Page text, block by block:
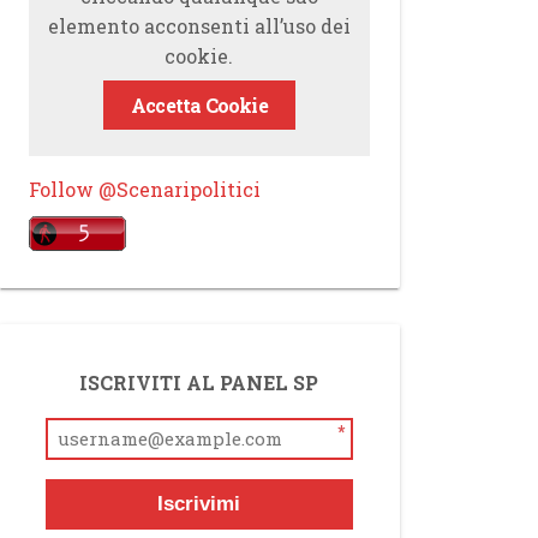
elemento acconsenti all’uso dei
cookie.
Accetta Cookie
Follow @Scenaripolitici
ISCRIVITI AL PANEL SP
*
Iscrivimi